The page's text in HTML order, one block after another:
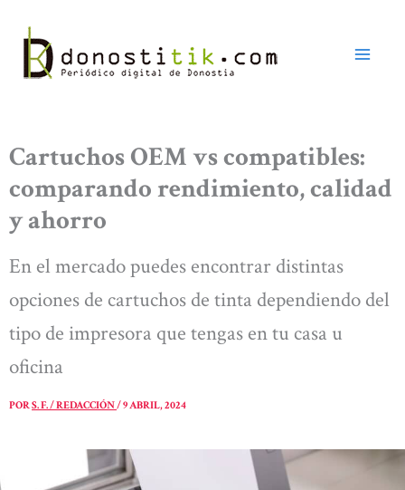
contenido
Cartuchos OEM vs compatibles:
comparando rendimiento, calidad
y ahorro
En el mercado puedes encontrar distintas
opciones de cartuchos de tinta dependiendo del
tipo de impresora que tengas en tu casa u
oficina
PORS. F. / REDACCIÓN/9 ABRIL, 2024